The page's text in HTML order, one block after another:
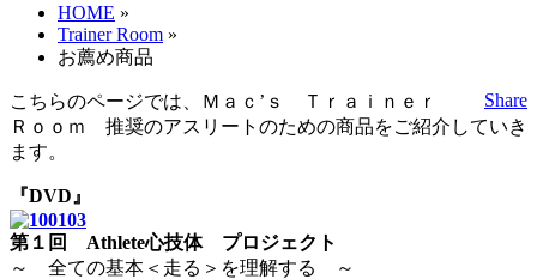
HOME »
Trainer Room »
お薦め商品
Share
こちらのページでは、Ｍａｃ’ｓ Ｔｒａｉｎｅｒ
Ｒｏｏｍ 推奨のアスリートのための商品をご紹介していき
ます。
『DVD』
第１回 Athlete心技体 プロジェクト
～ 全ての基本＜走る＞を理解する ～